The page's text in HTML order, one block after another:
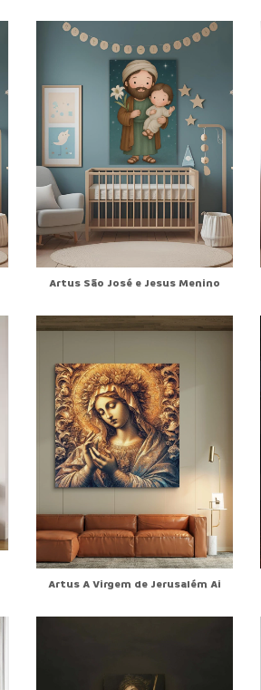
Artus São José e Jesus Menino
Artus A Virgem de Jerusalém Ai